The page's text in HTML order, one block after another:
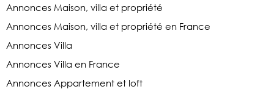
Annonces Maison, villa et propriété
Annonces Maison, villa et propriété en France
Annonces Villa
Annonces Villa en France
Annonces Appartement et loft